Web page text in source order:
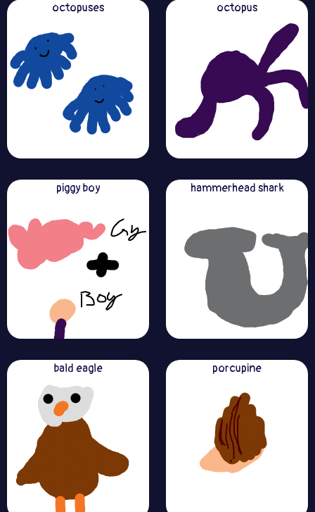
octopuses octopus
piggy boy hammerhead shark
bald eagle porcupine